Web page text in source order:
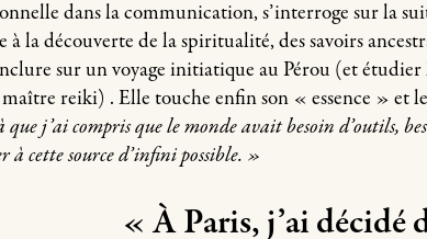
dans la communication, s’interroge sur la
à la découverte de la spiritualité, des savoirs
sur un voyage initiatique au Pérou (et
reiki) . Elle touche enfin son « essence » et
que j’ai compris que le monde avait besoin d’outils,
à cette source d’infini possible. »
« À Paris, j’ai décidé